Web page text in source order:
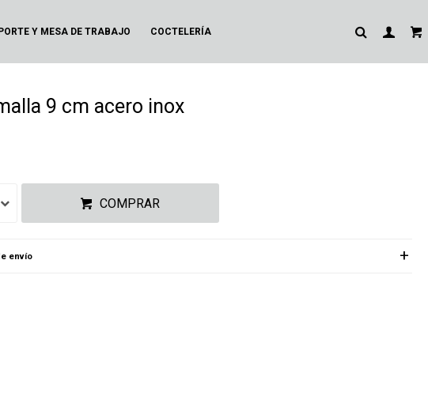
Y MESA DE TRABAJO COCTELERÍA
9 cm acero inox
COMPRAR
envío